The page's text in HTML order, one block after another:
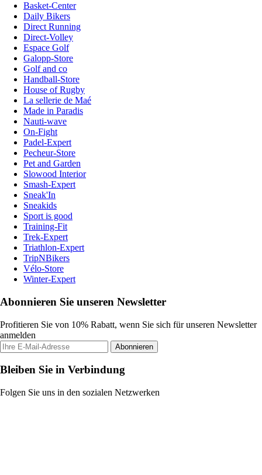
Basket-Center
Daily Bikers
Direct Running
Direct-Volley
Espace Golf
Galopp-Store
Golf and co
Handball-Store
House of Rugby
La sellerie de Maé
Made in Paradis
Nauti-wave
On-Fight
Padel-Expert
Pecheur-Store
Pet and Garden
Slowood Interior
Smash-Expert
Sneak'In
Sneakids
Sport is good
Training-Fit
Trek-Expert
Triathlon-Expert
TripNBikers
Vélo-Store
Winter-Expert
Abonnieren Sie unseren Newsletter
Profitieren Sie von 10% Rabatt, wenn Sie sich für unseren Newsletter
anmelden
Abonnieren
Bleiben Sie in Verbindung
Folgen Sie uns in den sozialen Netzwerken